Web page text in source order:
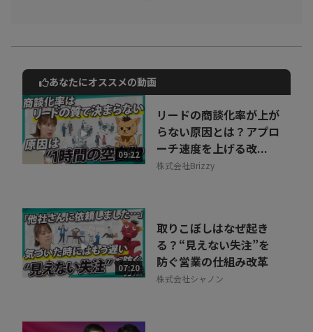
動画でご紹介しているサービスについて
お気軽にご相談・ご質問いただけます！
30秒でお申し込み可能
相談を希望する 無料
あなたにオススメの動画
09:22
リードの商談化率が上が
らない原因とは？アプロ
ーチ速度を上げる改...
株式会社Brizzy
07:20
取りこぼしはなぜ起き
る？“見えない失注”を
防ぐ営業の仕組み改革
株式会社シャノン